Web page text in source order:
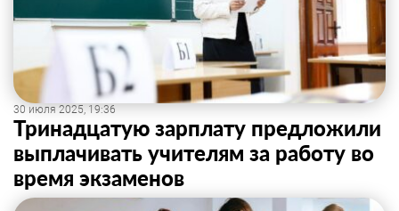
30 июля 2025, 19:36
Тринадцатую зарплату предложили
выплачивать учителям за работу во
время экзаменов